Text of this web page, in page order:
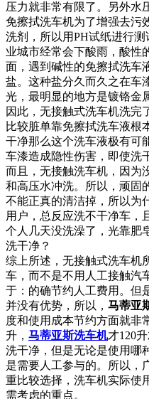
压力就非常有限了。另外水
免擦拭洗车机为了增强去污
洗剂，所以用PH试纸进行
业城市经常会下酸雨，酸性
面，遇到碱性的免擦拭洗车
盐。这种盐分久而久之在车
光，最明显的地方是镀铬金
因此，无接触式洗车机洗完
比较脏单靠免擦拭洗车液根
干净那么这个洗车液极有可
车漆造成隐性伤害，即使洗
而且，无接触洗车机，因为
和高压水冲洗。所以，顽固
不能正真的清洁掉，所以为
用户，总反应洗不干净车，
个人几天没洗澡了，光靠肥
洗干净？
综上所述，无接触式洗车机
车，而不是不用人工接触汽
于：的确节约人工费用。但
并没有优势，所以， 马蒂亚
度和使用成本节约方面就非
升， 马蒂亚斯洗车机才120
洗干净，但是无论是使用哪
是需要人工参与的。所以，
重比较选择，洗车机实际使
需考虑的重点。